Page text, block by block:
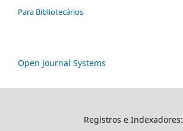
Para Bibliotecários
Open Journal Systems
Registros e Indexadores: